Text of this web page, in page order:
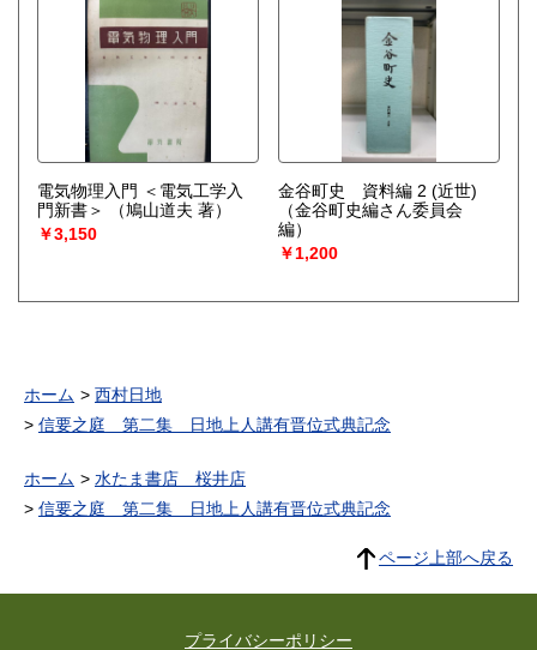
電気物理入門 ＜電気工学入
門新書＞
（鳩山道夫 著）
￥3,150
金谷町史 資料編 2 (近世)
（金谷町史編さん委員会
編）
￥1,200
ホーム
西村日地
信要之庭 第二集 日地上人講有晋位式典記念
ホーム
水たま書店 桜井店
信要之庭 第二集 日地上人講有晋位式典記念
ページ上部へ戻る
プライバシーポリシー